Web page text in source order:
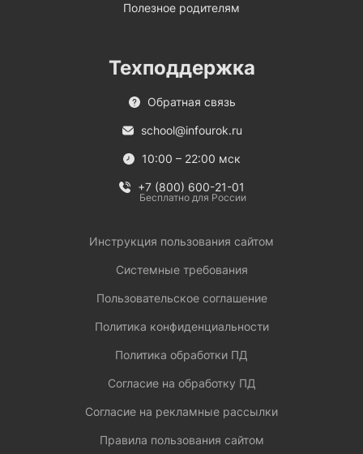
Полезное родителям
Техподдержка
Обратная связь
school@infourok.ru
10:00 – 22:00 мск
+7 (800) 600-21-01
Бесплатно для России
Инструкция пользования сайтом
Системные требования
Пользовательское соглашение
Политика конфиденциальности
Политика обработки ПД
Согласие на обработку ПД
Согласие на рекламные рассылки
Правила пользования сайтом